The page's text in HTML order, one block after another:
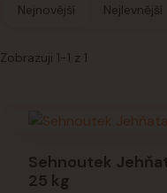
Nejnovější Nejlevnější
Zobrazuji 1-1 z 1
Sehnoutek
25 kg